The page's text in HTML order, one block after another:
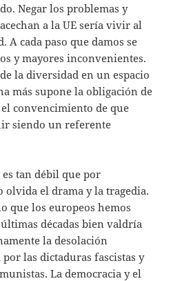
Negar los problemas y
a la UE sería vivir al
A cada paso que damos se
y mayores inconvenientes.
la diversidad en un espacio
más supone la obligación de
convencimiento de que
siendo un referente
tan débil que por
el drama y la tragedia.
que los europeos hemos
décadas bien valdría
la desolación
las dictaduras fascistas y
La democracia y el